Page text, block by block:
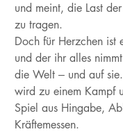
und meint, die Last
zu tragen.
Doch für Herzchen ist
und der ihr alles
die Welt – und auf
wird zu einem Kampf
Spiel aus Hingabe,
Kräftemessen.